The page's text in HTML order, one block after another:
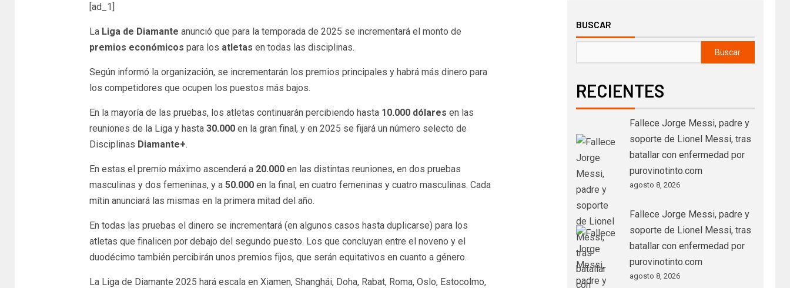
[ad_1]
La Liga de Diamante anunció que para la temporada de 2025 se incrementará el monto de
premios económicos para los atletas en todas las disciplinas.
Según informó la organización, se incrementarán los premios principales y habrá más dinero para
los competidores que ocupen los puestos más bajos.
En la mayoría de las pruebas, los atletas continuarán percibiendo hasta 10.000 dólares en las
reuniones de la Liga y hasta 30.000 en la gran final, y en 2025 se fijará un número selecto de
Disciplinas Diamante+.
En estas el premio máximo ascenderá a20.000 en las distintas reuniones, en dos pruebas
masculinas y dos femeninas, y a 50.000en la final, en cuatro femeninas y cuatro masculinas. Cada
mítin anunciará las mismas en la primera mitad del año.
En todas las pruebas el dinero se incrementará (en algunos casos hasta duplicarse) para los
atletas que finalicen por debajo del segundo puesto. Los que concluyan entre el noveno y el
duodécimo también percibirán unos premios fijos, que serán equitativos en cuanto a género.
La Liga de Diamante 2025 hará escala en Xiamen, Shanghái, Doha, Rabat, Roma, Oslo, Estocolmo,
BUSCAR
Buscar
RECIENTES
Fallece Jorge Messi, padre y
soporte de Lionel Messi, tras
batallar con enfermedad por
purovinotinto.com
agosto 8, 2026
Fallece Jorge Messi, padre y
soporte de Lionel Messi, tras
batallar con enfermedad por
purovinotinto.com
agosto 8, 2026